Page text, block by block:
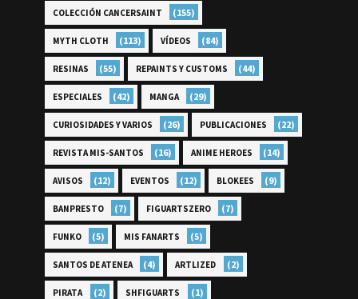
COLECCIÓN CANCERSAINT (155)
MYTH CLOTH (113) VÍDEOS (84)
RESINAS (55) REPAINTS Y CUSTOMS (44)
ESPECIALES (42) MANGA (29)
CURIOSIDADES Y VARIOS (26) PUBLICACIONES (22)
REVISTA MIS-SANTOS (16) ANIME HEROES (14)
AVISOS (12) EVENTOS (12) BLOKEES (9)
BANPRESTO (7) FIGUARTSZERO (7)
FUNKO (5) MIS FANARTS (5)
SANTOS DE ATENEA (4) ARTLIZED (2)
PIRATA (2) SHFIGUARTS (1)